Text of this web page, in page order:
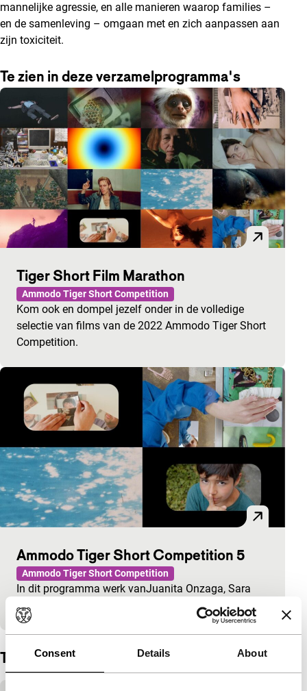
Consent Details About
mannelijke agressie, en alle manieren waarop families –
en de samenleving – omgaan met en zich aanpassen aan
zijn toxiciteit.
Te zien in deze verzamelprogramma's
Tiger Short Film Marathon
Ammodo Tiger Short Competition
Kom ook en dompel jezelf onder in de volledige
selectie van films van de 2022 Ammodo Tiger Short
Competition.
Ammodo Tiger Short Competition 5
Ammodo Tiger Short Competition
In dit programma werk vanJuanita Onzaga, Sara
Cwynar, en Diego Escobar.
Trailer